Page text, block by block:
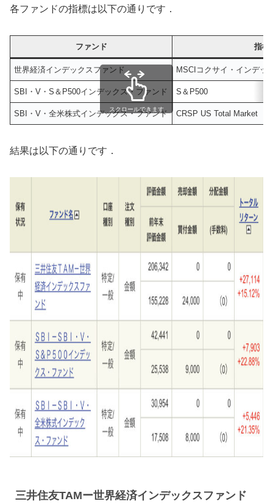
各ファンドの指標は以下の通りです．
ファンド 指標
世界経済インデックスファンド MSCIコクサイ・インデッ
SBI・V・S＆P500インデックス・ファンド S＆P500
SBI・V・全米株式インデックス・ファンド CRSP US Total Market
スクロールできます
結果は以下の通りです．
三井住友TAMー世界経済インデックスファンド